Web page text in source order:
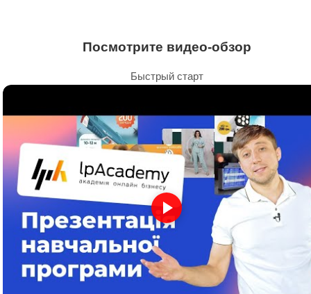
Посмотрите видео-обзор
Быстрый старт